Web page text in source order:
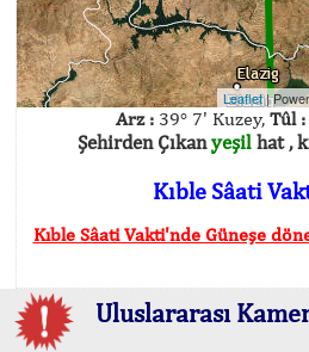
Leaflet|
Arz : 39° 7' Kuzey, Tûl :
Şehirden Çıkanyeşilhat ,
Kıble Sâati
Kıble Sâati Vakti'nde Güneşe
Uluslararası